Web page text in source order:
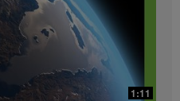
20:24
15:40
1:11